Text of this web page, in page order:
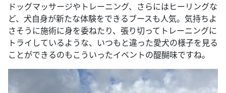
ドッグマッサージやトレーニング、さらにはヒーリングな
ど、犬自身が新たな体験をできるブースも人気。気持ちよ
さそうに施術に身を委ねたり、張り切ってトレーニングに
トライしているような、いつもと違った愛犬の様子を見る
ことができるのもこういったイベントの醍醐味ですね。